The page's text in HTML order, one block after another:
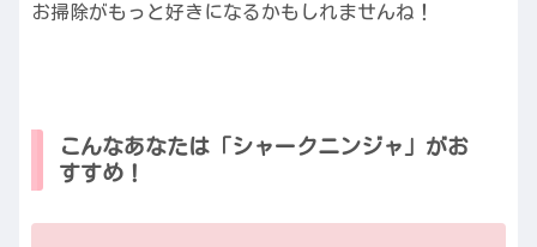
お掃除がもっと好きになるかもしれませんね！
こんなあなたは「シャークニンジャ」がお
すすめ！